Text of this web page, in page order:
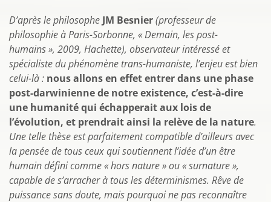
D’après le philosophe JM Besnier(professeur de
philosophie à Paris-Sorbonne, « Demain, les post-
humains », 2009, Hachette), observateur intéressé et
spécialiste du phénomène trans-humaniste, l’enjeu est bien
celui-là : nous allons en effet entrer dans une phase
post-darwinienne de notre existence, c’est-à-dire
une humanité qui échapperait aux lois de
l’évolution, et prendrait ainsi la relève de la nature.
Une telle thèse est parfaitement compatible d’ailleurs avec
la pensée de tous ceux qui soutiennent l’idée d’un être
humain défini comme « hors nature » ou « surnature »,
capable de s’arracher à tous les déterminismes. Rêve de
puissance sans doute, mais pourquoi ne pas reconnaître